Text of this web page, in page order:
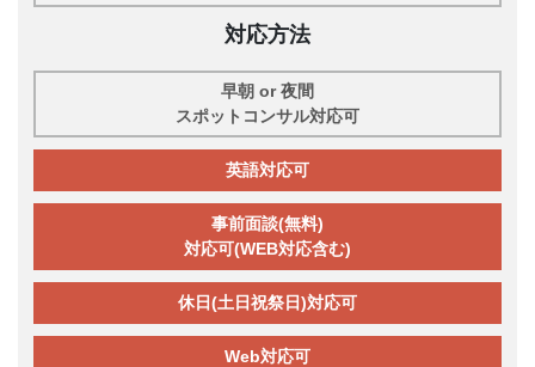
対応方法
早朝 or 夜間
スポットコンサル対応可
英語対応可
事前面談(無料)
対応可(WEB対応含む)
休日(土日祝祭日)対応可
Web対応可